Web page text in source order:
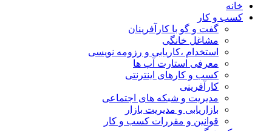
خانه
کسب و کار
گفت و گو با کارآفرینان
مشاغل خانگی
استخدام ،کاریابی و رزومه نویسی
معرفی استارت آپ ها
کسب و کارهای اینترنتی
کارآفرینی
مدیریت و شبکه های اجتماعی
بازاریابی و مدیریت بازار
قوانین و مقررات کسب و کار